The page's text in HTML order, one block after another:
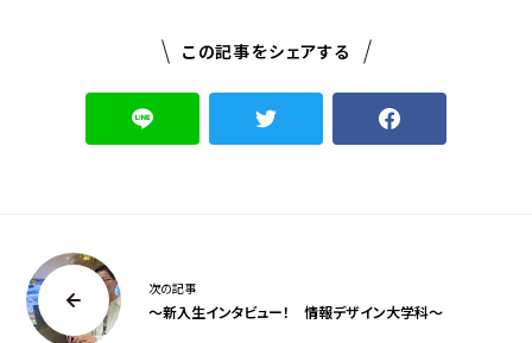
この記事をシェアする
次の記事
～新入生インタビュー！ 情報デザイン大学科～